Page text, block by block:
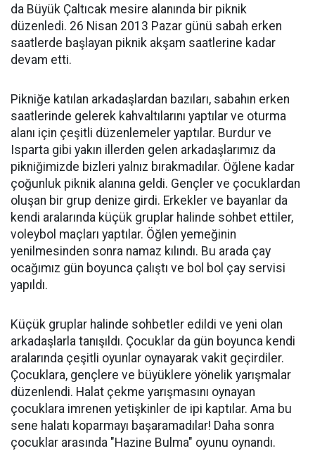
da Büyük Çaltıcak mesire alanında bir piknik
düzenledi. 26 Nisan 2013 Pazar günü sabah erken
saatlerde başlayan piknik akşam saatlerine kadar
devam etti.
Pikniğe katılan arkadaşlardan bazıları, sabahın erken
saatlerinde gelerek kahvaltılarını yaptılar ve oturma
alanı için çeşitli düzenlemeler yaptılar. Burdur ve
Isparta gibi yakın illerden gelen arkadaşlarımız da
pikniğimizde bizleri yalnız bırakmadılar. Öğlene kadar
çoğunluk piknik alanına geldi. Gençler ve çocuklardan
oluşan bir grup denize girdi. Erkekler ve bayanlar da
kendi aralarında küçük gruplar halinde sohbet ettiler,
voleybol maçları yaptılar. Öğlen yemeğinin
yenilmesinden sonra namaz kılındı. Bu arada çay
ocağımız gün boyunca çalıştı ve bol bol çay servisi
yapıldı.
Küçük gruplar halinde sohbetler edildi ve yeni olan
arkadaşlarla tanışıldı. Çocuklar da gün boyunca kendi
aralarında çeşitli oyunlar oynayarak vakit geçirdiler.
Çocuklara, gençlere ve büyüklere yönelik yarışmalar
düzenlendi. Halat çekme yarışmasını oynayan
çocuklara imrenen yetişkinler de ipi kaptılar. Ama bu
sene halatı koparmayı başaramadılar! Daha sonra
çocuklar arasında "Hazine Bulma" oyunu oynandı.